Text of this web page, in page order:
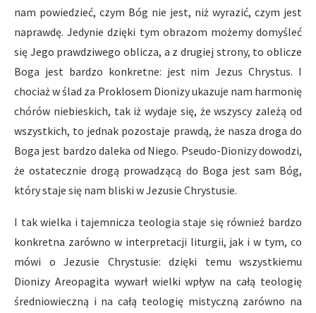
nam powiedzieć, czym Bóg nie jest, niż wyrazić, czym jest
naprawdę. Jedynie dzięki tym obrazom możemy domyśleć
się Jego prawdziwego oblicza, a z drugiej strony, to oblicze
Boga jest bardzo konkretne: jest nim Jezus Chrystus. I
chociaż w ślad za Proklosem Dionizy ukazuje nam harmonię
chórów niebieskich, tak iż wydaje się, że wszyscy zależą od
wszystkich, to jednak pozostaje prawdą, że nasza droga do
Boga jest bardzo daleka od Niego. Pseudo-Dionizy dowodzi,
że ostatecznie drogą prowadzącą do Boga jest sam Bóg,
który staje się nam bliski w Jezusie Chrystusie.
I tak wielka i tajemnicza teologia staje się również bardzo
konkretna zarówno w interpretacji liturgii, jak i w tym, co
mówi o Jezusie Chrystusie: dzięki temu wszystkiemu
Dionizy Areopagita wywarł wielki wpływ na całą teologię
średniowieczną i na całą teologię mistyczną zarówno na